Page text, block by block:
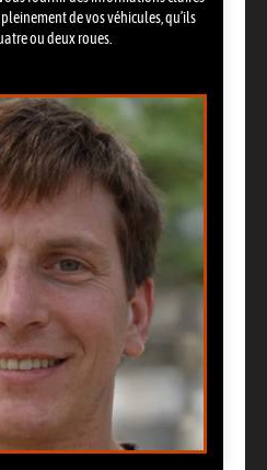
de vos véhicules, qu’ils
ou deux roues.